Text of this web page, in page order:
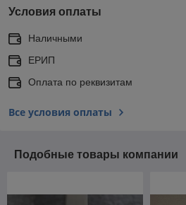
Условия оплаты
Наличными
ЕРИП
Оплата по реквизитам
Все условия оплаты
Подобные товары компании